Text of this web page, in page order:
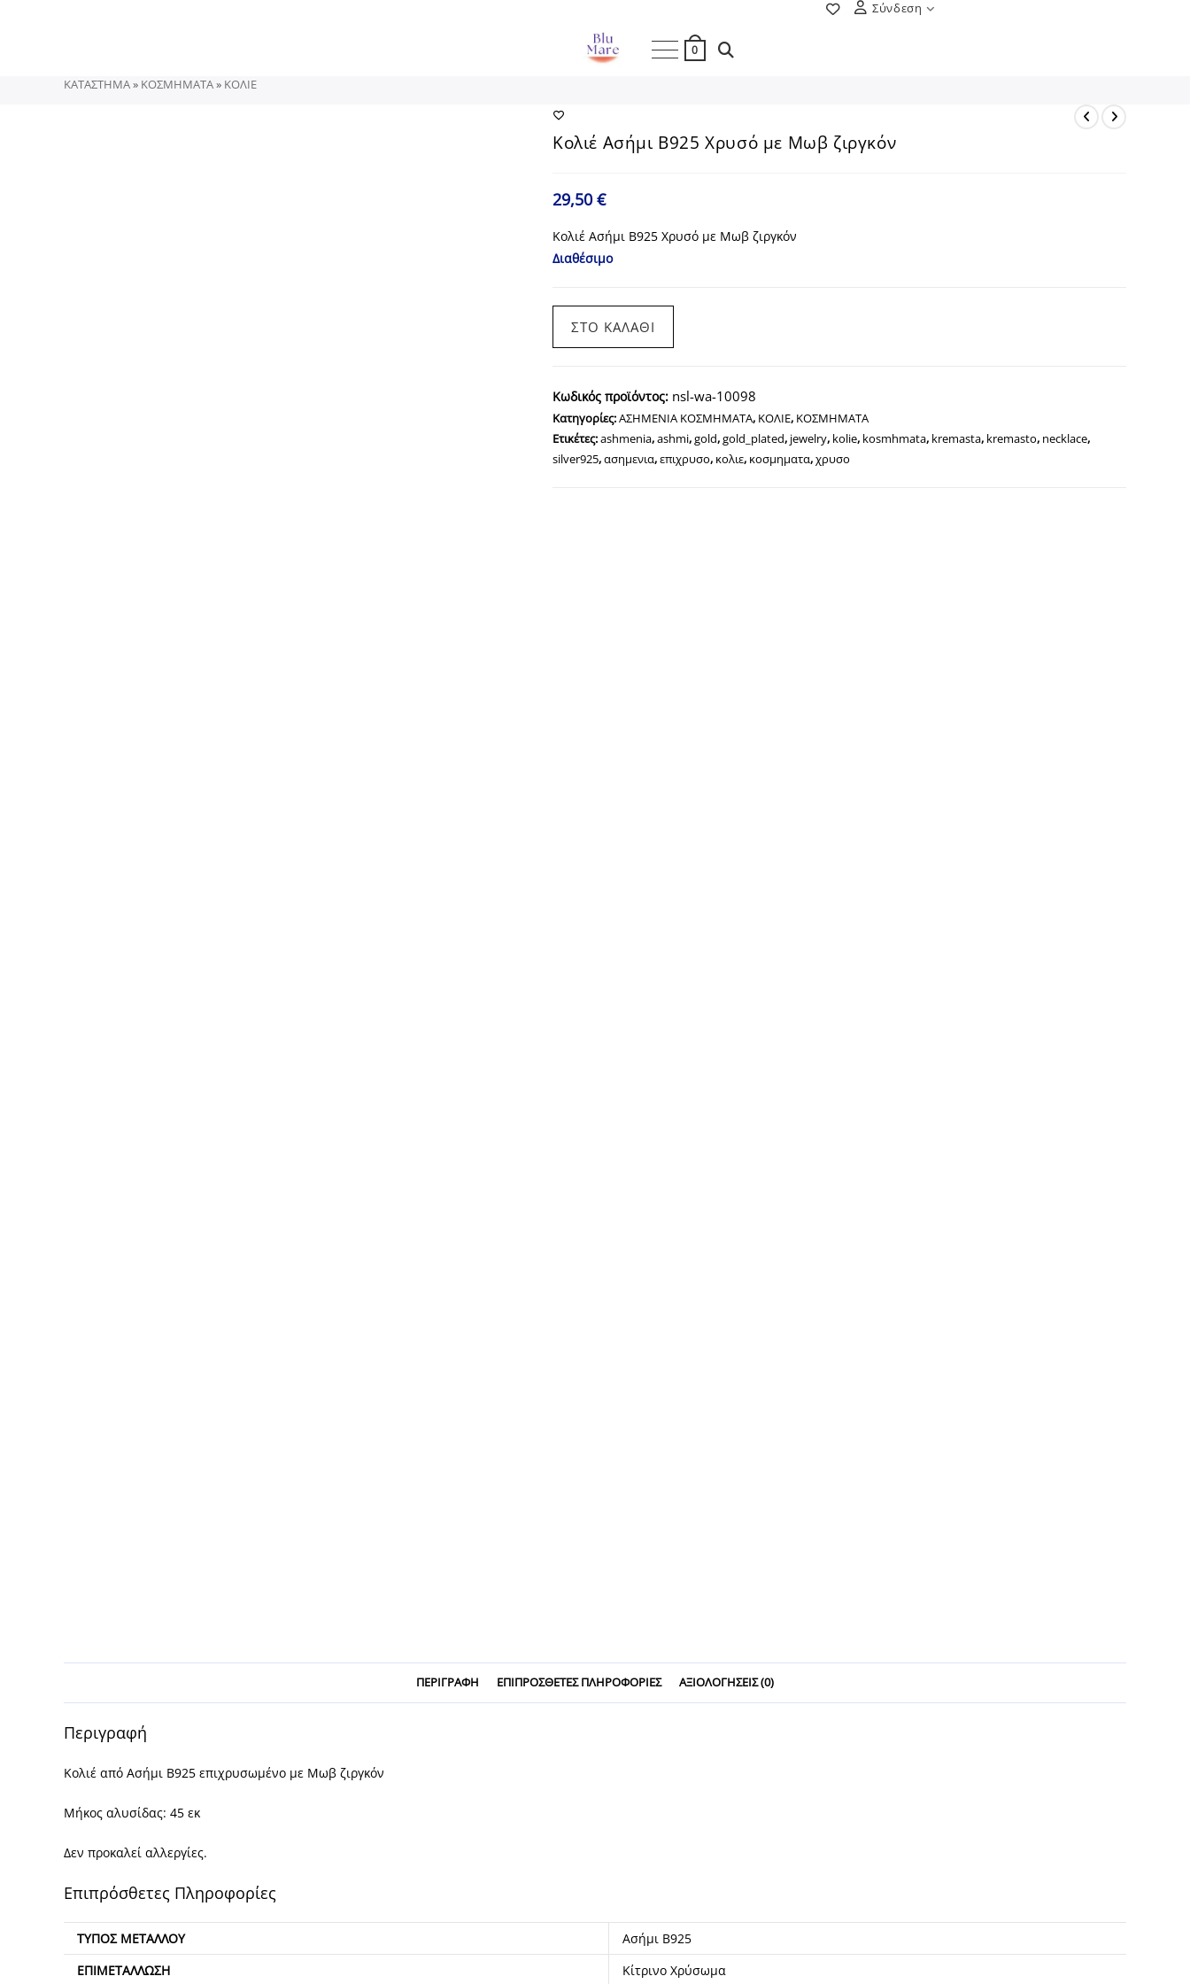
Σύνδεση
0 Toggle
Search
ΚΑΤΑΣΤΗΜΑ» ΚΟΣΜΗΜΑΤΑ» ΚΟΛΙΕ
Κολιέ Ασήμι Β925 Χρυσό με Μωβ ζιργκόν
29,50€
Κολιέ Ασήμι Β925 Χρυσό με Μωβ ζιργκόν
Διαθέσιμο
Ασήμι
με
Μωβ
ζιργκόν
ΣΤΟ ΚΑΛΆΘΙ
Κωδικός προϊόντος: nsl-wa-10098
Κατηγορίες:ΑΣΗΜΕΝΙΑ ΚΟΣΜΗΜΑΤΑ, ΚΟΛΙΕ, ΚΟΣΜΗΜΑΤΑ
Ετικέτες:ashmenia,ashmi,gold,gold_plated, jewelry, kolie, kosmhmata, kremasta, kremasto, necklace,
silver925,ασημενια,επιχρυσο, κολιε, κοσμηματα,χρυσο
ΠΕΡΙΓΡΑΦΉ ΕΠΙΠΡΌΣΘΕΤΕΣ ΠΛΗΡΟΦΟΡΊΕΣ ΑΞΙΟΛΟΓΉΣΕΙΣ (0)
Περιγραφή
Κολιέ από Ασήμι Β925 επιχρυσωμένο με Μωβ ζιργκόν
Μήκος αλυσίδας: 45 εκ
Δεν προκαλεί αλλεργίες.
Επιπρόσθετες Πληροφορίες
ΤΎΠΟΣ ΜΕΤΆΛΛΟΥ
Ασήμι Β925
ΕΠΙΜΕΤΆΛΛΩΣΗ
Κίτρινο Χρύσωμα